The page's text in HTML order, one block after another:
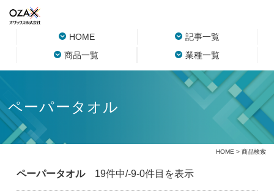
HOME
記事一覧
商品一覧
業種一覧
ペーパータオル
HOME > 商品検索
ペーパータオル19件中/-9-0件目を表示